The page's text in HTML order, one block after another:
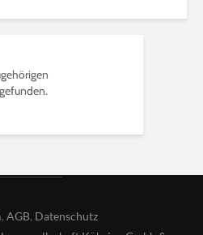
, AGB, Datenschutz